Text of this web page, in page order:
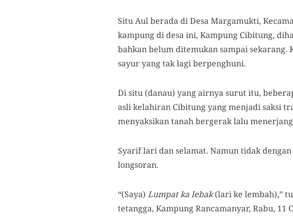
Situ Aul berada di Desa Margamukti,
kampung di desa ini, Kampung Cibitung,
bahkan belum ditemukan sampai
sayur yang tak lagi berpenghuni.
Di situ (danau) yang airnya surut itu,
asli kelahiran Cibitung yang menjadi saksi
menyaksikan tanah bergerak lalu
Syarif lari dan selamat. Namun tidak
longsoran.
“(Saya) Lumpat ka lebak(lari ke lembah),”
tetangga, Kampung Rancamanyar, Rabu, 11